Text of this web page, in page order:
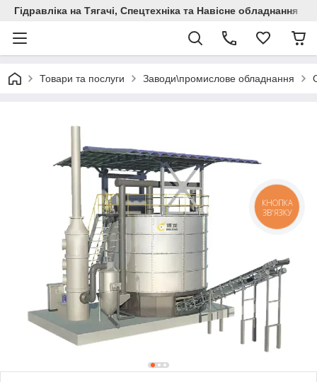
Гідравліка на Тягачі, Спецтехніка та Навісне обладнання
Товари та послуги Заводи\промислове обладнання
КНОПКА
ЗВ'ЯЗКУ